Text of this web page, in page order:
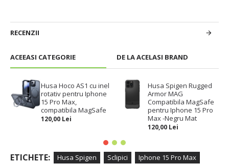
ACEEASI CATEGORIE DE LA ACELASI BRAND
Husa Hoco AS1 cu inel
rotativ pentru Iphone
15 Pro Max,
compatibila MagSafe
120,00 Lei
Husa Spigen Rugged
Armor MAG
Compatibila MagSafe
pentru Iphone 15 Pro
Max -Negru Mat
120,00 Lei
RECENZII
ETICHETE: Husa Spigen Sclipici Iphone 15 Pro Max